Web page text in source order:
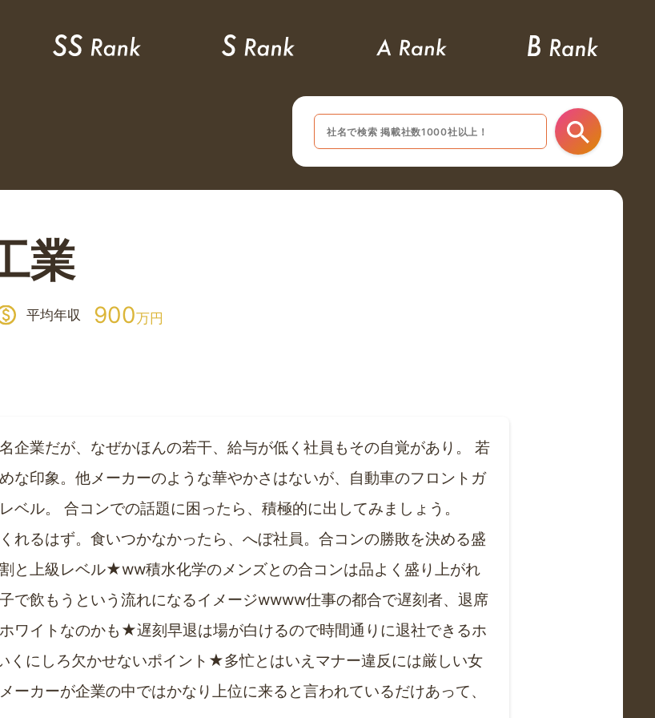
業
平均年収 900万円
企業だが、なぜかほんの若干、給与が低く社員もその自覚があり。 若
な印象。他メーカーのような華やかさはないが、自動車のフロントガ
ベル。 合コンでの話題に困ったら、積極的に出してみましょう。
れるはず。食いつかなかったら、へぼ社員。合コンの勝敗を決める盛
と上級レベル★ww積水化学のメンズとの合コンは品よく盛り上がれ
で飲もうという流れになるイメージwwww仕事の都合で遅刻者、退席
ワイトなのかも★遅刻早退は場が白けるので時間通りに退社できるホ
くにしろ欠かせないポイント★多忙とはいえマナー違反には厳しい女
ーカーが企業の中ではかなり上位に来ると言われているだけあって、